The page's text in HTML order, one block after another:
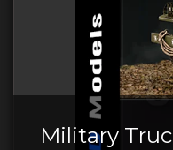
Military